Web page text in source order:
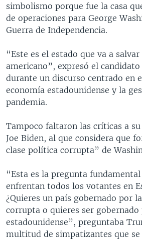
simbolismo porque fue la casa
de operaciones para George
Guerra de Independencia.
“Este es el estado que va a salvar
americano”, expresó el
durante un discurso centrado en
economía estadounidense y la
pandemia.
Tampoco faltaron las críticas a
Joe Biden, al que considera que
clase política corrupta” de
“Esta es la pregunta fundamental
enfrentan todos los votantes en
¿Quieres un país gobernado por
corrupta o quieres ser
estadounidense”, preguntaba
multitud de simpatizantes que se